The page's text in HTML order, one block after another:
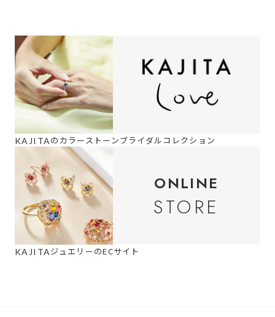
KAJITAの カラーストーンブライダルコレクション
ONLINE
STORE
KAJITAジュエリーのECサイト